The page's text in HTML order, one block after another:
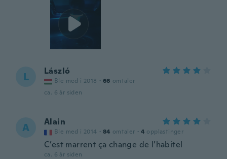
L László
Ble med i 2018 · 66 omtaler
ca. 6 år siden
A Alain
Ble med i 2014 · 84 omtaler · 4 opplastinger
C’est marrent ça change de l’habitel
ca. 6 år siden